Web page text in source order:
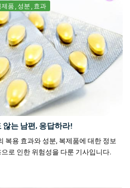
제품 성분 효과
않는 남편, 응답하라!
복용 효과와 성분, 복제품에 대한 정보
로 인한 위험성을 다룬 기사입니다.